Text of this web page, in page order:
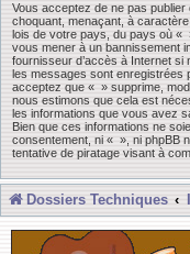
Vous acceptez de ne pas publier
choquant, menaçant, à
lois de votre pays, du pays où «
vous mener à un bannissement
fournisseur d’accès à Internet
les messages sont enregistrées
acceptez que « » supprime,
nous estimons que cela est
les informations que vous avez
Bien que ces informations ne
consentement, ni « », ni phpBB
tentative de piratage visant à
Dossiers Techniques